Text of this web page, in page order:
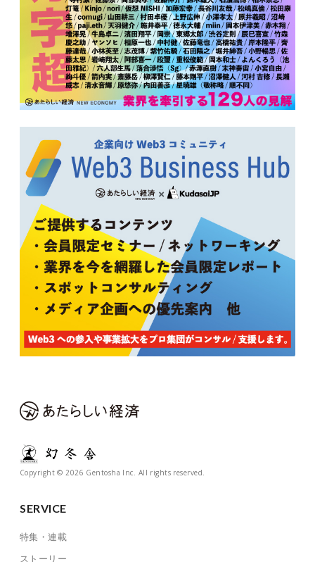
Copyright © 2026 Gentosha Inc. All rights reserved.
SERVICE
特集・連載
ストーリー